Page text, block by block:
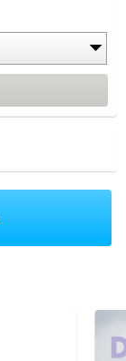
krviniek,